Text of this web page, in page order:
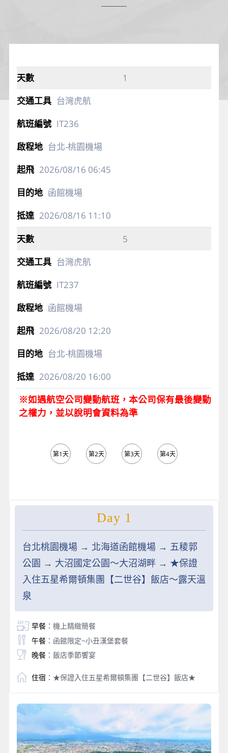
1
台灣虎航
IT236
台北-桃園機場
2026/08/16 06:45
函館機場
2026/08/16 11:10
5
台灣虎航
IT237
函館機場
2026/08/20 12:20
台北-桃園機場
2026/08/20 16:00
※如遇航空公司變動航班，本公司保有最後變動
之權力，並以說明會資料為準
第1天 第2天 第3天 第4天
Day 1
台北桃園機場 → 北海道函館機場 → 五稜郭
公園 → 大沼國定公園～大沼湖畔 → ★保證
入住五星希爾頓集團【二世谷】飯店～露天溫
泉
早餐：機上精緻簡餐
午餐：函館限定~小丑漢堡套餐
晚餐：飯店季節饗宴
住宿 ：★保證入住五星希爾頓集團【二世谷】飯店★